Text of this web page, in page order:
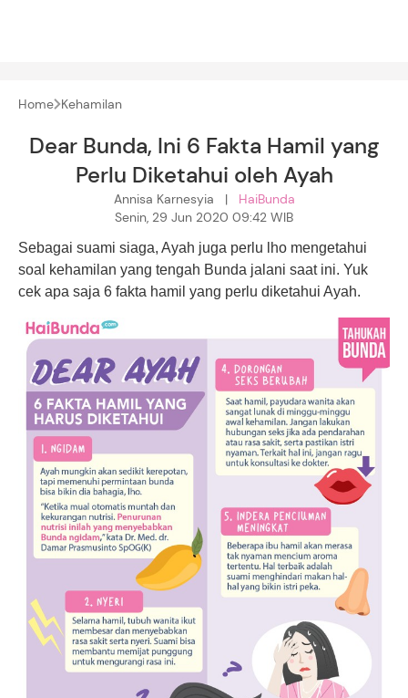
Home Kehamilan
Dear Bunda, Ini 6 Fakta Hamil yang
Perlu Diketahui oleh Ayah
Annisa Karnesyia | HaiBunda
Senin, 29 Jun 2020 09:42 WIB
Sebagai suami siaga, Ayah juga perlu lho mengetahui
soal kehamilan yang tengah Bunda jalani saat ini. Yuk
cek apa saja 6 fakta hamil yang perlu diketahui Ayah.